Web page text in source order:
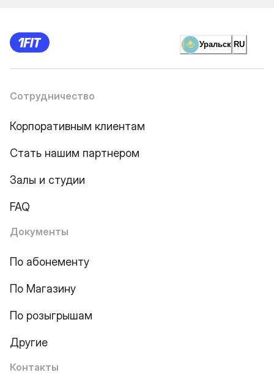
Уральск RU
Сотрудничество
Корпоративным клиентам
Стать нашим партнером
Залы и студии
FAQ
Документы
По абонементу
По Магазину
По розыгрышам
Другие
Контакты